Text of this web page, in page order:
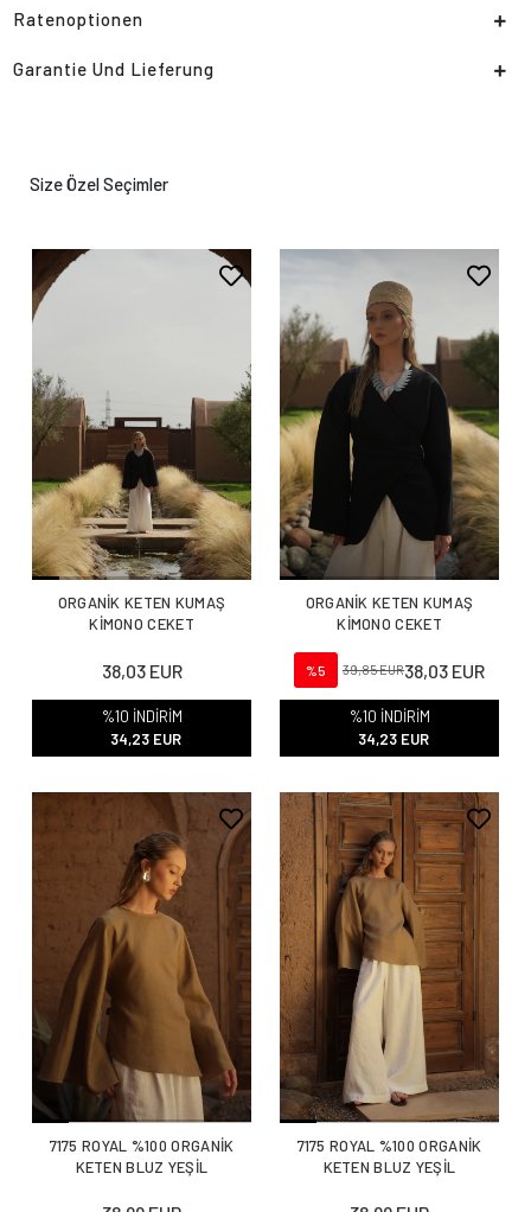
Ratenoptionen
Garantie Und Lieferung
Size Özel Seçimler
ORGANİK KETEN KUMAŞ
KİMONO CEKET
38,03 EUR
%10 İNDİRİM
34,23 EUR
ORGANİK KETEN KUMAŞ
KİMONO CEKET
%5 39,85 EUR38,03 EUR
%10 İNDİRİM
34,23 EUR
7175 ROYAL %100 ORGANİK
KETEN BLUZ YEŞİL
7175 ROYAL %100 ORGANİK
KETEN BLUZ YEŞİL